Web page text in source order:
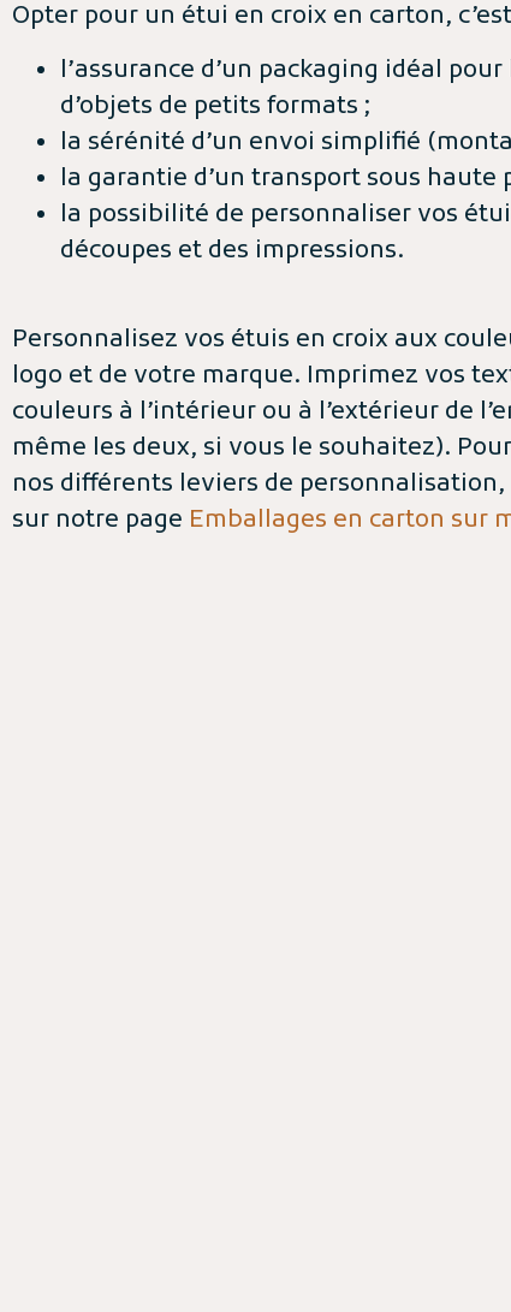
Opter pour un étui en croix en carton,
l’assurance d’un packaging idéal pour
d’objets de petits formats ;
la sérénité d’un envoi simplifié
la garantie d’un transport sous haute
la possibilité de personnaliser vos
découpes et des impressions.
Personnalisez vos étuis en croix aux
logo et de votre marque. Imprimez vos
couleurs à l’intérieur ou à l’extérieur de
même les deux, si vous le souhaitez).
nos différents leviers de
sur notre page Emballages en carton sur